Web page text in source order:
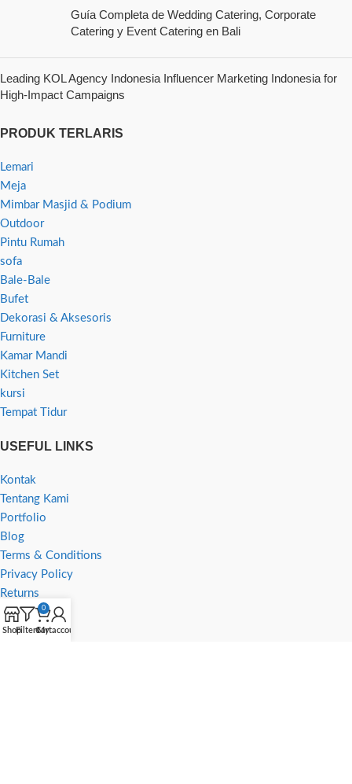
Guía Completa de Wedding Catering, Corporate
Catering y Event Catering en Bali
Leading KOL Agency Indonesia Influencer Marketing Indonesia for
High-Impact Campaigns
PRODUK TERLARIS
Lemari
Meja
Mimbar Masjid & Podium
Outdoor
Pintu Rumah
sofa
Bale-Bale
Bufet
Dekorasi & Aksesoris
Furniture
Kamar Mandi
Kitchen Set
kursi
Tempat Tidur
USEFUL LINKS
Kontak
Tentang Kami
Portfolio
Blog
Terms & Conditions
Privacy Policy
Returns
ShopFilters
0
Cart
My account